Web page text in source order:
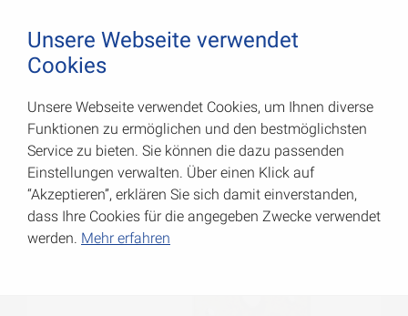
Schwerlast-Winkelverbinder
Art.-Nr.: 070933000RF
Unsere Webseite verwendet
Cookies
Unsere Webseite verwendet Cookies, um Ihnen diverse
Funktionen zu ermöglichen und den bestmöglichsten
Service zu bieten. Sie können die dazu passenden
Einstellungen verwalten. Über einen Klick auf
“Akzeptieren”, erklären Sie sich damit einverstanden,
dass Ihre Cookies für die angegeben Zwecke verwendet
werden. Mehr erfahren